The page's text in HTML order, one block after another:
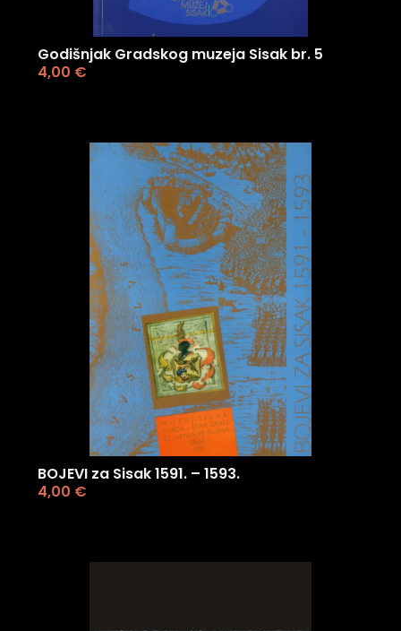
Godišnjak Gradskog muzeja Sisak br. 5
4,00 €
BOJEVI za Sisak 1591. – 1593.
4,00 €